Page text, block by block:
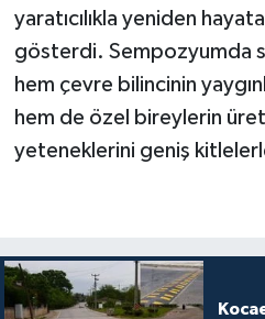
yaratıcılıkla yeniden
gösterdi. Sempozyumda
hem çevre bilincinin
hem de özel bireylerin
yeteneklerini geniş